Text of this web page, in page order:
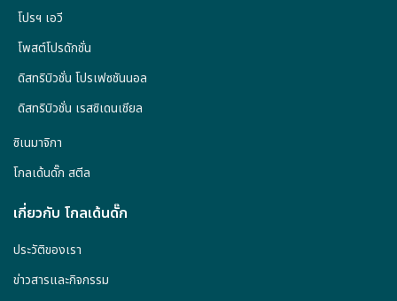
ดิสทริบิวชั่น เรสซิเดนเชียล
ดิสทริบิวชั่น โปรเฟซชันนอล
โพสต์โปรดักชั่น
โปรฯ เอวี
ซิเนมาจิกา
โกลเด้นดั๊ก สตีล
เกี่ยวกับ โกลเด้นดั๊ก
ประวัติของเรา
ข่าวสารและกิจกรรม